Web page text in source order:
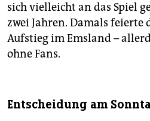
sich vielleicht an das Spiel
zwei Jahren. Damals
Aufstieg im Emsland –
ohne Fans.
Entscheidung am